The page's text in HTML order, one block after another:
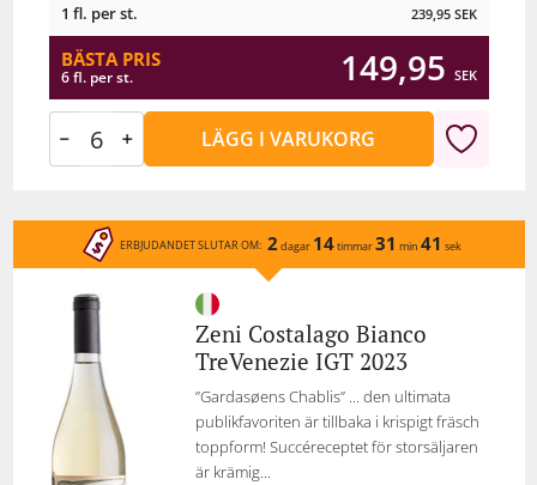
1 fl. per st. 239,95 SEK
BÄSTA PRIS
6 fl. per st. 149,95 SEK
LÄGG I VARUKORG
ERBJUDANDET SLUTAR OM: 2 dagar 14timmar31 min 41 sek
Zeni Costalago Bianco
TreVenezie IGT 2023
”Gardasøens Chablis” ... den ultimata
publikfavoriten är tillbaka i krispigt fräsch
toppform! Succéreceptet för storsäljaren
är krämig...